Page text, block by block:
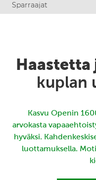
Sparraajat
Haastetta
kuplan
Kasvu Openin
arvokasta
hyväksi.
luottamuksella.